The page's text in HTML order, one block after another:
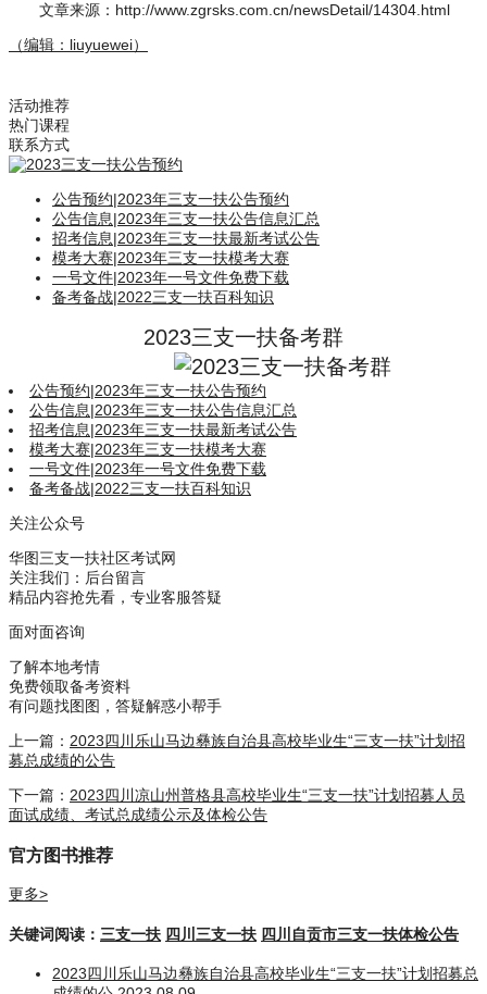
文章来源：http://www.zgrsks.com.cn/newsDetail/14304.html
（编辑：liuyuewei）
活动推荐
热门课程
联系方式
公告预约|2023年三支一扶公告预约
公告信息|2023年三支一扶公告信息汇总
招考信息|2023年三支一扶最新考试公告
模考大赛|2023年三支一扶模考大赛
一号文件|2023年一号文件免费下载
备考备战|2022三支一扶百科知识
2023三支一扶备考群
公告预约|2023年三支一扶公告预约
公告信息|2023年三支一扶公告信息汇总
招考信息|2023年三支一扶最新考试公告
模考大赛|2023年三支一扶模考大赛
一号文件|2023年一号文件免费下载
备考备战|2022三支一扶百科知识
关注公众号
华图三支一扶社区考试网
关注我们：后台留言
精品内容抢先看，专业客服答疑
面对面咨询
了解本地考情
免费领取备考资料
有问题找图图，答疑解惑小帮手
上一篇： 2023四川乐山马边彝族自治县高校毕业生“三支一扶”计划招
募总成绩的公告
下一篇： 2023四川凉山州普格县高校毕业生“三支一扶”计划招募人员
面试成绩、考试总成绩公示及体检公告
官方图书推荐
更多>
关键词阅读： 三支一扶 四川三支一扶 四川自贡市三支一扶体检公告
2023四川乐山马边彝族自治县高校毕业生“三支一扶”计划招募总